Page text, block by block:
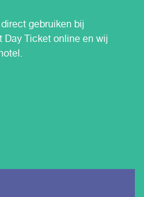
gebruiken bij
Day Ticket online en wij